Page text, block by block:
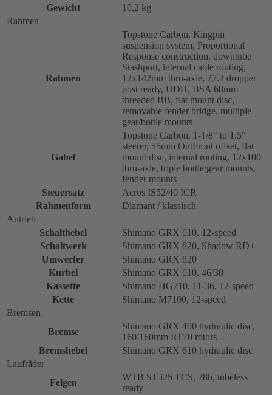
Gewicht
10,2 kg
Rahmen
Rahmen
Topstone Carbon, Kingpin
suspension system, Proportional
Response construction, downtube
Stashport, internal cable routing,
12x142mm thru-axle, 27.2 dropper
post ready, UDH, BSA 68mm
threaded BB, flat mount disc,
removable fender bridge, multiple
gear/bottle mounts
Gabel
Topstone Carbon, 1-1/8" to 1.5"
steerer, 55mm OutFront offset, flat
mount disc, internal routing, 12x100
thru-axle, triple bottle/gear mounts,
fender mounts
Steuersatz
Acros IS52/40 ICR
Rahmenform
Diamant / klassisch
Antrieb
Schalthebel
Shimano GRX 610, 12-speed
Schaltwerk
Shimano GRX 820, Shadow RD+
Umwerfer
Shimano GRX 820
Kurbel
Shimano GRX 610, 46/30
Kassette
Shimano HG710, 11-36, 12-speed
Kette
Shimano M7100, 12-speed
Bremsen
Bremse
Shimano GRX 400 hydraulic disc,
160/160mm RT70 rotors
Bremshebel
Shimano GRX 610 hydraulic disc
Laufräder
Felgen
WTB ST i25 TCS, 28h, tubeless
ready